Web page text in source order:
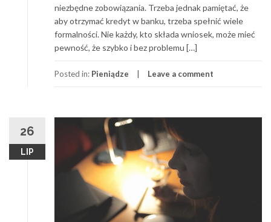
niezbędne zobowiązania. Trzeba jednak pamiętać, że
aby otrzymać kredyt w banku, trzeba spełnić wiele
formalności. Nie każdy, kto składa wniosek, może mieć
pewność, że szybko i bez problemu […]
Posted in: Pieniądze Leave a comment
26
LIP